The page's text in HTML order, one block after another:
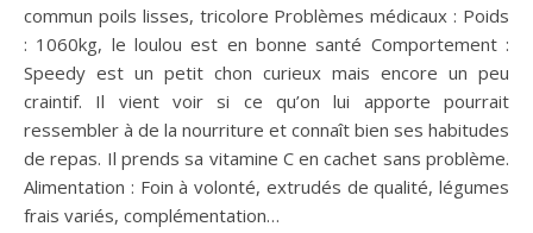
commun poils lisses, tricolore Problèmes médicaux : Poids
: 1060kg, le loulou est en bonne santé Comportement :
Speedy est un petit chon curieux mais encore un peu
craintif. Il vient voir si ce qu’on lui apporte pourrait
ressembler à de la nourriture et connaît bien ses habitudes
de repas. Il prends sa vitamine C en cachet sans problème.
Alimentation : Foin à volonté, extrudés de qualité, légumes
frais variés, complémentation…